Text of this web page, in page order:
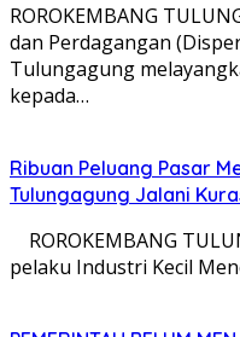
ROROKEMBANG
dan Perdagangan
Tulungagung
kepada…
Ribuan Peluang Pasar
Tulungagung Jalani
ROROKEMBANG
pelaku Industri Kecil